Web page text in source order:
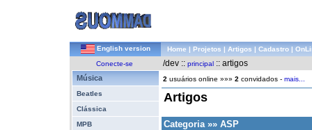
English version Home | Projetos | Artigos | Cadastro |
Conecte-se
/dev :: principal :: artigos
Música
Beatles
Clássica
MPB
2 usuários online »»» 2 convidados - mais...
Artigos
Categoria »» ASP